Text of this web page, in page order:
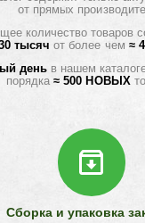
от прямых
количество товаров
тысяч от более чем ≈
деньв нашем
порядка≈ 500 НОВЫХ
Сборка и упаковка